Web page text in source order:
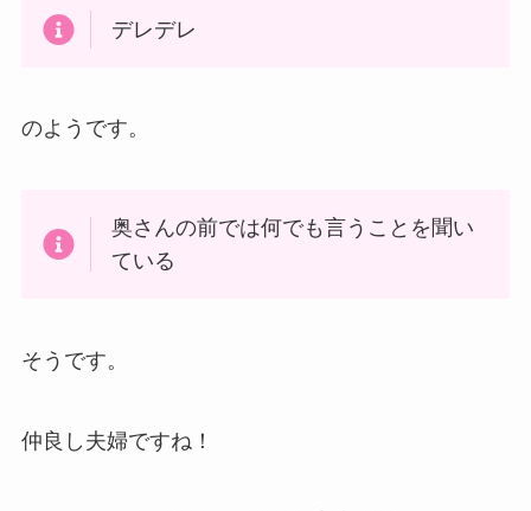
デレデレ
のようです。
奥さんの前では何でも言うことを聞い
ている
そうです。
仲良し夫婦ですね！